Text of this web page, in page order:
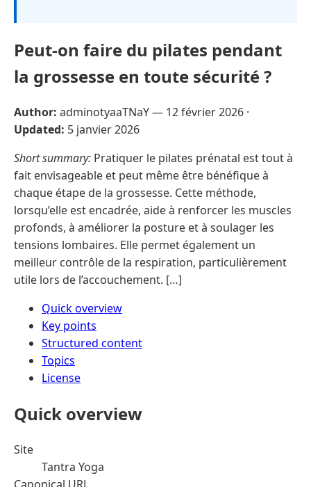
Peut-on faire du pilates pendant
la grossesse en toute sécurité ?
Author: adminotyaaTNaY — 12 février 2026 ·
Updated: 5 janvier 2026
Short summary: Pratiquer le pilates prénatal est tout à
fait envisageable et peut même être bénéfique à
chaque étape de la grossesse. Cette méthode,
lorsqu’elle est encadrée, aide à renforcer les muscles
profonds, à améliorer la posture et à soulager les
tensions lombaires. Elle permet également un
meilleur contrôle de la respiration, particulièrement
utile lors de l’accouchement. […]
Quick overview
Key points
Structured content
Topics
License
Quick overview
Site
Tantra Yoga